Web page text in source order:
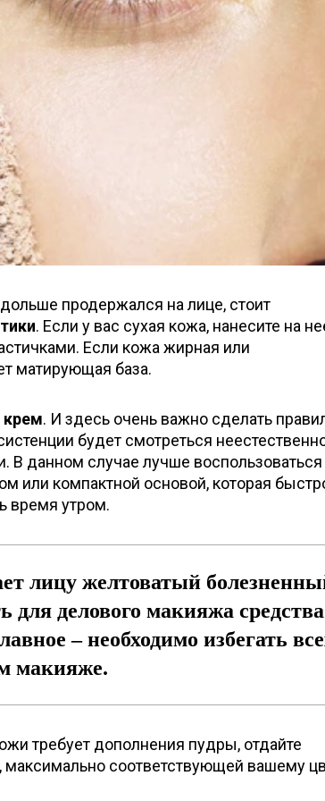
продержался на лице, стоит
. Если у вас сухая кожа, нанесите на
Если кожа жирная или
матирующая база.
крем. И здесь очень важно сделать
будет смотреться
данном случае лучше
компактной основой, которая
время утром.
лицу желтоватый
для делового макияжа средства
– необходимо избегать
макияже.
требует дополнения пудры, отдайте
, максимально соответствующей вашему